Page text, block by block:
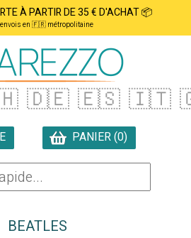
À PARTIR DE 35 € D'ACHAT 📦
envois en 🇫🇷 métropolitaine
🇩🇪 🇪🇸 🇮🇹
PANIER (0)
BEATLES